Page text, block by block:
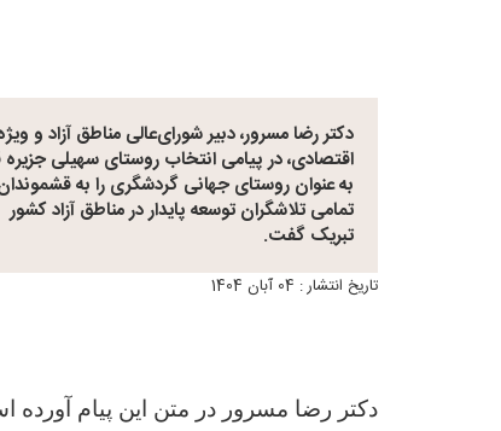
دکتر رضا مسرور، دبیر شورای‌عالی مناطق آزاد و
اقتصادی، در پیامی انتخاب روستای سهیلی
به عنوان روستای جهانی گردشگری را به
تمامی تلاشگران توسعه پایدار در مناطق آزاد کشور
تبریک گفت.
تاریخ انتشار : 04 آبان 1404
دکتر رضا مسرور در متن این پیام آورده